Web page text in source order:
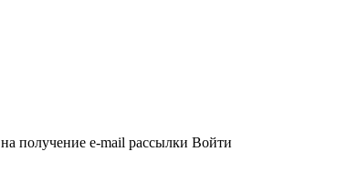
на получение e-mail рассылки Войти